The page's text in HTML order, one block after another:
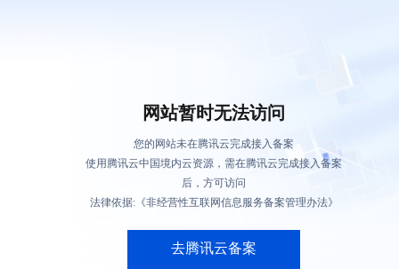
网站暂时无法访问
您的网站未在腾讯云完成接入备案
使用腾讯云中国境内云资源，需在腾讯云完成接入备案
后，方可访问
法律依据:《非经营性互联网信息服务备案管理办法》
去腾讯云备案